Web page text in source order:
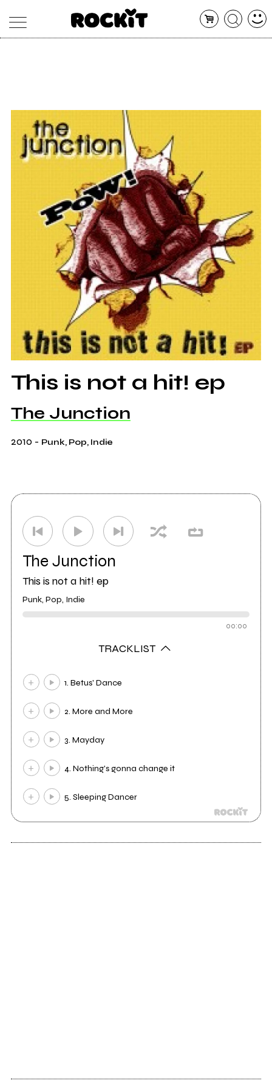
ARTISTI
CONCERTI
SHOP
RADIO
This is not a hit! ep
The Junction
2010- Punk, Pop, Indie
The Junction
This is not a hit! ep
Punk, Pop, Indie
00:00
TRACKLIST
1. Betus' Dance
2. More and More
3. Mayday
4. Nothing's gonna change it
5. Sleeping Dancer